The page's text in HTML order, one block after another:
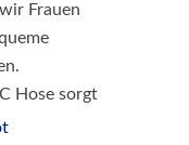
Frauen
Hose sorgt